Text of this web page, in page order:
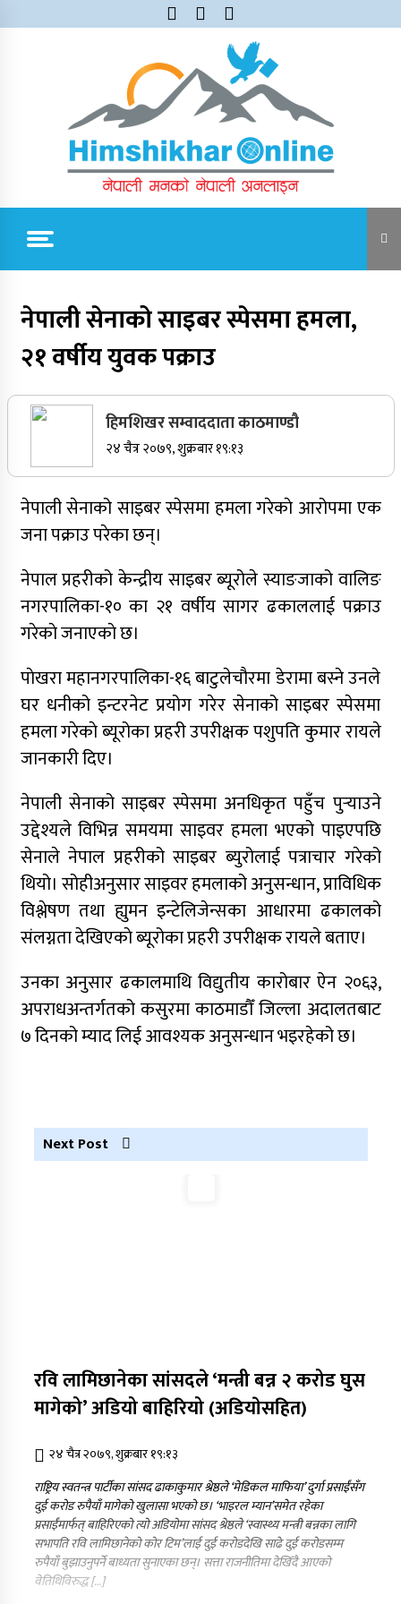
to
Himshikhar Online
जुम्लाबाट सुर्खेत र नेपालगञ्जतर्फ लैजाँदै गरिएको १८०
सर्वोच्चले खारेज गर्‍यो दानबहादुर बुढाको रिट,
पदमुक्तिको निर्णय कायम
नेपाली कांग्रेसका वरिष्ठ नेता गोपालमान श्रेष्ठको निधन
सुर्खेतमा जिप दुर्घटना,१५ जना घाइते
जुम्लामा चरेससहित २१ वर्षीय युवक पक्राउ
कर्णालीमा कांग्रेसका चार मन्त्रीहरूले दिए राजीनामा
नृपध्वज निरौलाको इजलासले उक्त निर्णय खारेजको
जुम्लामा महिलामाथि जबरजस्ती करणी प्रयासको
आरोपमा एक पक्राउ
नेपाली कांग्रेस जुम्लाका कोषाध्यक्ष पाण्डेको निधन
डाेल्पाकाे जगदुल्लाबाट जुम्ला आउँदै गरेकाे जिप
दुर्घटना, एकको मृत्यु
डाेल्पाकाे जगदुल्लाबाट जुम्ला आउँदै गरेकाे जिप
नेपाली सेनाको साइबर स्पेसमा हमला,
२१ वर्षीय युवक पक्राउ
हिमशिखर सम्वाददाता काठमाण्डौ
२४ चैत्र २०७९, शुक्रबार १९:१३
नेपाली सेनाको साइबर स्पेसमा हमला गरेकाे आरोपमा एक
जना पक्राउ परेका छन्।
नेपाल प्रहरीको केन्द्रीय साइबर ब्यूरोले स्याङजाको वालिङ
नगरपालिका-१० का २१ वर्षीय सागर ढकाललाई पक्राउ
गरेकाे जनाएकाे छ।
पाेखरा महानगरपालिका-१६ बाटुलेचौरमा डेरामा बस्ने उनले
घर धनीको इन्टरनेट प्रयोग गरेर सेनाको साइबर स्पेसमा
हमला गरेकाे ब्यूरोका प्रहरी उपरीक्षक पशुपति कुमार रायले
जानकारी दिए।
नेपाली सेनाको साइबर स्पेसमा अनधिकृत पहुँच पुऱ्याउने
उद्देश्यले विभिन्न समयमा साइवर हमला भएको पाइएपछि
सेनाले नेपाल प्रहरीको साइबर ब्युरोलाई पत्राचार गरेको
थियो। सोहीअनुसार साइवर हमलाको अनुसन्धान, प्राविधिक
विश्लेषण तथा ह्युमन इन्टेलिजेन्सका आधारमा ढकालको
संलग्नता देखिएकाे ब्यूरोका प्रहरी उपरीक्षक रायले बताए।
उनका अनुसार ढकालमाथि विद्युतीय कारोबार ऐन २०६३,
अपराधअन्तर्गतको कसुरमा काठमाडौँ जिल्ला अदालतबाट
७ दिनको म्याद लिई आवश्यक अनुसन्धान भइरहेको छ।
Next Post
रवि लामिछानेका सांसदले ‘मन्त्री बन्न २ करोड घुस
मागेको’ अडियो बाहिरियो (अडियाेसहित)
२४ चैत्र २०७९, शुक्रबार १९:१३
राष्ट्रिय स्वतन्त्र पार्टीका सांसद ढाकाकुमार श्रेष्ठले ‘मेडिकल माफिया’ दुर्गा प्रसाईंसँग
दुई करोड रुपैयाँ मागेको खुलासा भएको छ। ‘भाइरल म्यान’समेत रहेका
प्रसाईंमार्फत् बाहिरिएको त्यो अडियोमा सांसद श्रेष्ठले ‘स्वास्थ्य मन्त्री बन्नका लागि
सभापति रवि लामिछानेको कोर टिम’लाई दुई करोडदेखि साढे दुई करोडसम्म
रुपैयाँ बुझाउनुपर्ने बाध्यता सुनाएका छन्। सत्ता राजनीतिमा देखिँदै आएको
वेतिथिविरुद्ध […]